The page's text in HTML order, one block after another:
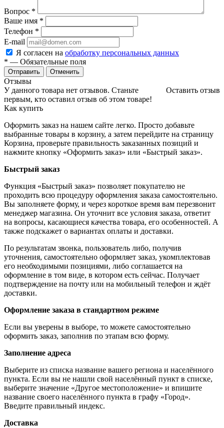
Вопрос *
Ваше имя *
Телефон *
E-mail
Я согласен на обработку персональных данных
* — Обязательные поля
Отменить
Отзывы
Оставить отзыв
У данного товара нет отзывов. Станьте
первым, кто оставил отзыв об этом товаре!
Как купить
Оформить заказ на нашем сайте легко. Просто добавьте
выбранные товары в корзину, а затем перейдите на страницу
Корзина, проверьте правильность заказанных позиций и
нажмите кнопку «Оформить заказ» или «Быстрый заказ».
Быстрый заказ
Функция «Быстрый заказ» позволяет покупателю не
проходить всю процедуру оформления заказа самостоятельно.
Вы заполняете форму, и через короткое время вам перезвонит
менеджер магазина. Он уточнит все условия заказа, ответит
на вопросы, касающиеся качества товара, его особенностей. А
также подскажет о вариантах оплаты и доставки.
По результатам звонка, пользователь либо, получив
уточнения, самостоятельно оформляет заказ, укомплектовав
его необходимыми позициями, либо соглашается на
оформление в том виде, в котором есть сейчас. Получает
подтверждение на почту или на мобильный телефон и ждёт
доставки.
Оформление заказа в стандартном режиме
Если вы уверены в выборе, то можете самостоятельно
оформить заказ, заполнив по этапам всю форму.
Заполнение адреса
Выберите из списка название вашего региона и населённого
пункта. Если вы не нашли свой населённый пункт в списке,
выберите значение «Другое местоположение» и впишите
название своего населённого пункта в графу «Город».
Введите правильный индекс.
Доставка